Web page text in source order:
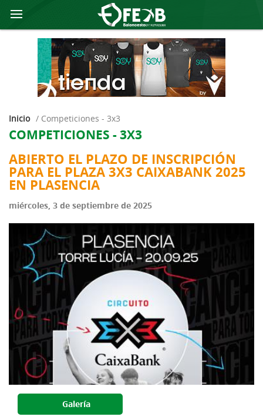
Inicio / competiciones - 3x3
COMPETICIONES - 3X3
ABIERTO EL PLAZO DE INSCRIPCIÓN
PARA EL PLAZA 3X3 CAIXABANK 2025
EN PLASENCIA
miércoles, 3 de septiembre de 2025
Galería